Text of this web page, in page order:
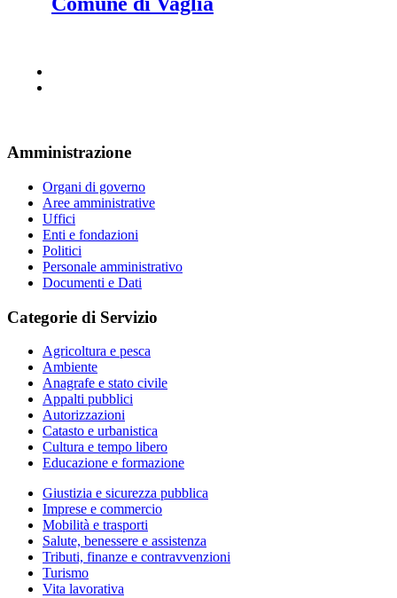
Amministrazione
Organi di governo
Aree amministrative
Uffici
Enti e fondazioni
Politici
Personale amministrativo
Documenti e Dati
Categorie di Servizio
Agricoltura e pesca
Ambiente
Anagrafe e stato civile
Appalti pubblici
Autorizzazioni
Catasto e urbanistica
Cultura e tempo libero
Educazione e formazione
Giustizia e sicurezza pubblica
Imprese e commercio
Mobilità e trasporti
Salute, benessere e assistenza
Tributi, finanze e contravvenzioni
Turismo
Vita lavorativa